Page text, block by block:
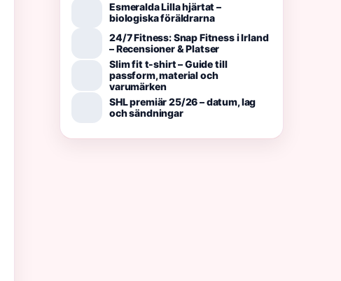
Esmeralda Lilla hjärtat –
biologiska föräldrarna
24/7 Fitness: Snap Fitness i Irland
– Recensioner & Platser
Slim fit t-shirt – Guide till
passform, material och
varumärken
SHL premiär 25/26 – datum, lag
och sändningar